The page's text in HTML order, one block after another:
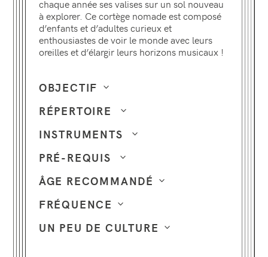
chaque année ses valises sur un sol nouveau
à explorer. Ce cortège nomade est composé
d’enfants et d’adultes curieux et
enthousiastes de voir le monde avec leurs
oreilles et d’élargir leurs horizons musicaux !
OBJECTIF
RÉPERTOIRE
INSTRUMENTS
PRÉ-REQUIS
ÂGE RECOMMANDÉ
FRÉQUENCE
UN PEU DE CULTURE